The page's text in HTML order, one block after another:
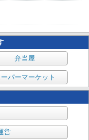
弁当屋
ーパーマーケット
営